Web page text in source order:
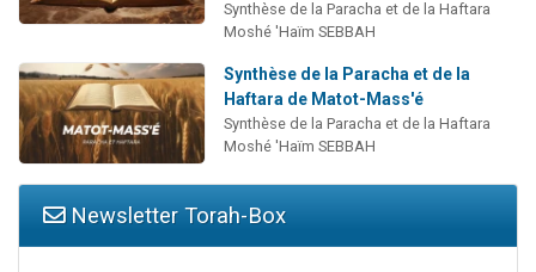
Synthèse de la Paracha et de la Haftara
Moshé 'Haïm SEBBAH
Synthèse de la Paracha et de la
Haftara de Matot-Mass'é
Synthèse de la Paracha et de la Haftara
Moshé 'Haïm SEBBAH
Newsletter Torah-Box